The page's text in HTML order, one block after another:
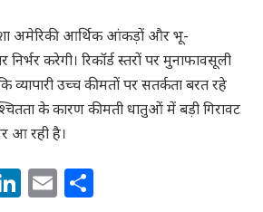
अमेरिकी आर्थिक आंकड़ों और भू-
निर्भर करेगी। रिकॉर्ड स्तरों पर मुनाफावसूली
व्यापारी उच्च कीमतों पर सतर्कता बरत रहे
के कारण कीमती धातुओं में बड़ी गिरावट
आ रही है।
LinkedIn
Email